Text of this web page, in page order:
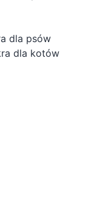
dla psów
dla kotów